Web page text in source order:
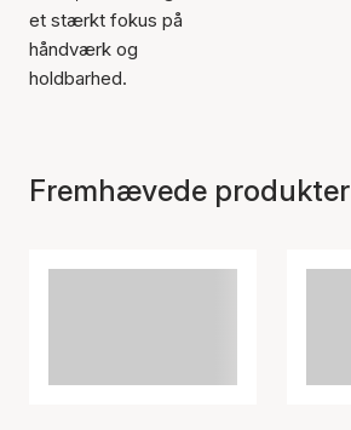
et stærkt fokus på
håndværk og
holdbarhed.
Fremhævede produkter